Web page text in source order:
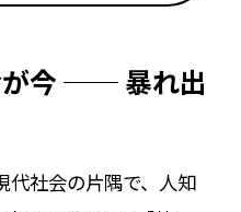
が今 ── 暴れ出
代社会の片隅で、人知